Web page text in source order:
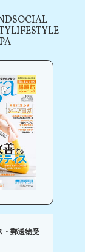
SOCIAL
LIFESTYLE
・郵送物受